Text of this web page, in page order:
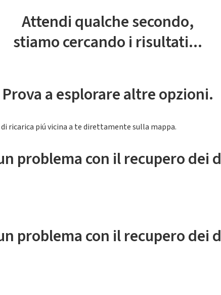
Attendi qualche secondo,
stiamo cercando i risultati...
Prova a esplorare altre opzioni.
ricarica piú vicina a te direttamente sulla mappa.
problema con il recupero dei
problema con il recupero dei